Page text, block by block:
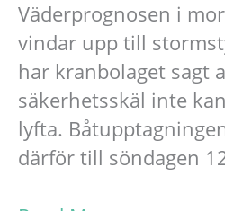
Väderprognosen i
vindar upp till
har kranbolaget sagt
säkerhetsskäl inte kan
lyfta.
därför till söndagen